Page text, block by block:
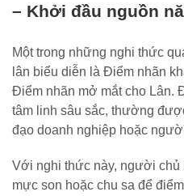
– Khởi đầu nguồn
Một trong những nghi thức
lân biểu diễn là Điểm nhãn
Điểm nhãn mở mắt cho Lân.
tâm linh sâu sắc, thường
đạo doanh nghiệp hoặc
Với nghi thức này, người chủ
mực son hoặc chu sa để